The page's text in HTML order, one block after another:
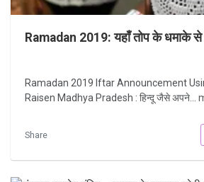
Ramadan 2019: यहाँ तोप के धमाके से
Ramadan 2019 Iftar Announcement
Raisen Madhya Pradesh : हिन्दू जैसे अपने...
Share